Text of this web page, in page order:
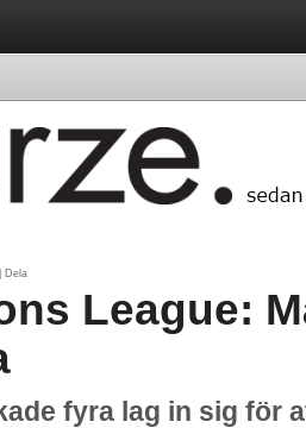
Dela
League:
fyra lag in sig för